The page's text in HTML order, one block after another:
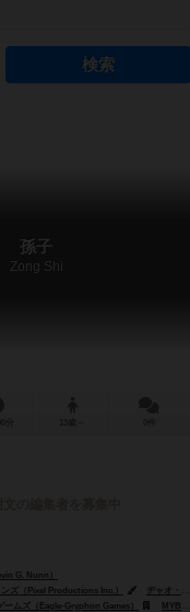
孫子
Zong Shi
G. Nunn）
ズ（Pixel Productions Inc.）
ヂャオ・ルン・クアン（Zhao Run Quan）
ムズ（Eagle-Gryphon Games）
MYBG（MYBG Co.）